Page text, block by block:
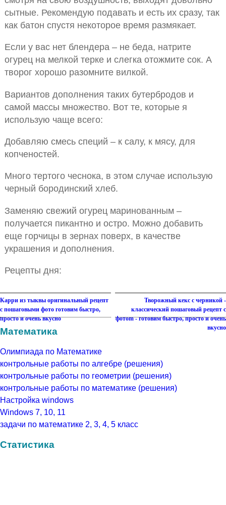
сытные. Рекомендую подавать и есть их сразу, так
как батон спустя некоторое время размякает.
Если у вас нет блендера – не беда, натрите
огурец на мелкой терке и слегка отожмите сок. А
творог хорошо разомните вилкой.
Вариантов дополнения таких бутербродов и
самой массы множество. Вот те, которые я
использую чаще всего:
Добавляю смесь специй – к салу, к мясу, для
копченостей.
Много тертого чеснока, в этом случае использую
черный бородинский хлеб.
Заменяю свежий огурец маринованным –
получается пикантно и остро. Можно добавить
еще горчицы в зернах поверх, в качестве
украшения и дополнения.
Рецепты дня:
Карри из тыквы оригинальный рецепт
с пошаговыми фото готовим быстро,
просто и очень вкусно
Творожный кекс с черникой -
классический пошаговый рецепт с
фотоm - готовим быстро, просто и очень
вкусно
Математика
Олимпиада по Математике
контрольные работы по алгебре (решения)
контрольные работы по геометрии (решения)
контрольные работы по математике (решения)
Настройка windows
Windows 7, 10, 11
задачи по математике 2, 3, 4, 5 класс
Статистика